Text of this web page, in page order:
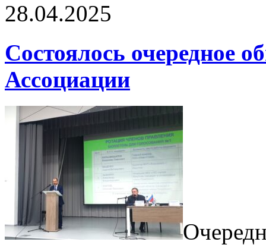
28.04.2025
Состоялось очередное
Ассоциации